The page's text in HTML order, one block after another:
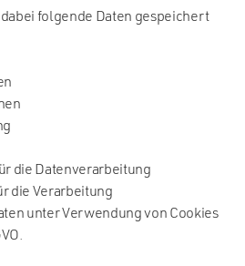
dabei folgende Daten gespeichert
die Datenverarbeitung
die Verarbeitung
unter Verwendung von Cookies